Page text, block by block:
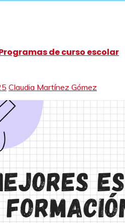
de curso escolar
Claudia Martínez Gómez